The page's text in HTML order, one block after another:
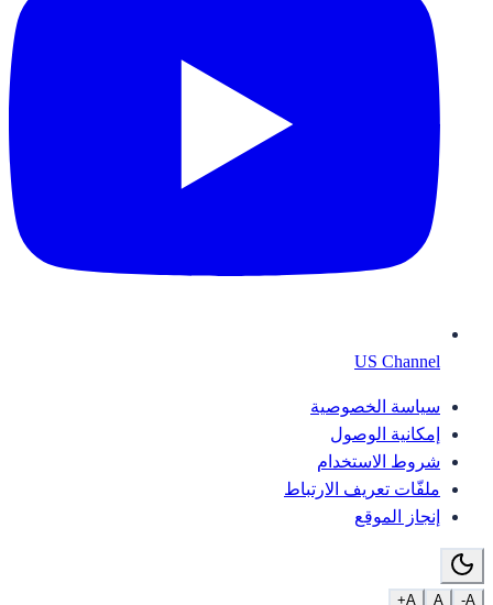
US Channel
سياسة الخصوصية
إمكانية الوصول
شروط الاستخدام
ملفّات تعريف الارتباط
إنجاز الموقع
A-
A
A+